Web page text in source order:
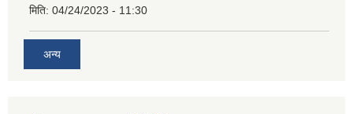
मिति: 04/24/2023 - 11:30
अन्य